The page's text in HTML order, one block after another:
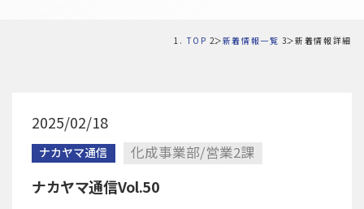
TOP 新着情報一覧 新着情報詳細
2025/02/18
ナカヤマ通信 化成事業部/営業2課
ナカヤマ通信Vol.50